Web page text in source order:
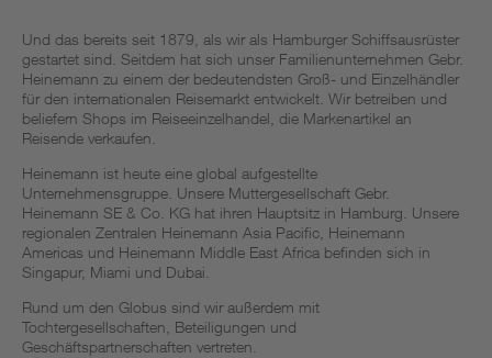
Und das bereits seit 1879, als wir als Hamburger Schiffsausrüster
gestartet sind. Seitdem hat sich unser Familienunternehmen Gebr.
Heinemann zu einem der bedeutendsten Groß- und Einzelhändler
für den internationalen Reisemarkt entwickelt. Wir betreiben und
beliefern Shops im Reiseeinzelhandel, die Markenartikel an
Reisende verkaufen. ​
Heinemann ist heute eine global aufgestellte
Unternehmensgruppe. Unsere Muttergesellschaft Gebr.
Heinemann SE & Co. KG hat ihren Hauptsitz in Hamburg. Unsere
regionalen Zentralen Heinemann Asia Pacific, Heinemann
Americas und Heinemann Middle East Africa befinden sich in
Singapur, Miami und Dubai.
Rund um den Globus sind wir außerdem mit
Tochtergesellschaften, Beteiligungen und
Geschäftspartnerschaften vertreten.